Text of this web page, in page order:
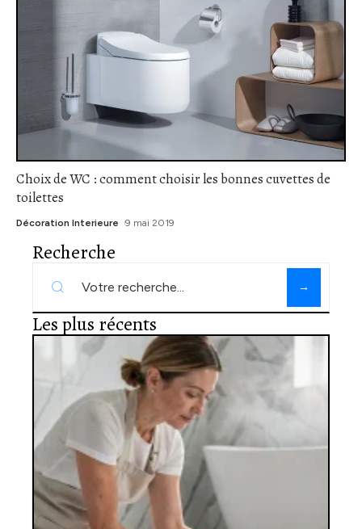
Choix de WC : comment choisir les bonnes cuvettes de
toilettes
Décoration Interieure 9 mai 2019
Recherche
Les plus récents